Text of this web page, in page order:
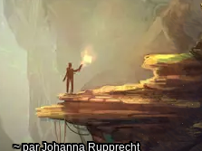
~ par Johanna Rupprecht